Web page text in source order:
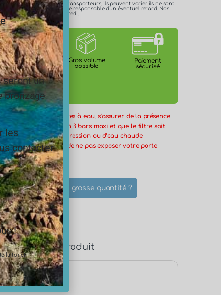
délais annoncés par les transporteurs, ils peuvent varier, ils ne sont
pouvons en aucun cas être responsable d'un éventuel retard. Nos
lundi, mercredi et le vendredi.
Certification
ACS
Gros volume
possible
Paiement
sécurisé
l’installation des filtres à eau, s’assurer de la présence
en amont réglé à 3 bars maxi et que le filtre soit
éventuel retour de pression ou d’eau chaude
Il est important de ne pas exposer votre porte
et à la lumière
? Une grosse quantité ?
Détails du produit
?
seront un
bronzage
les
contacter
!
laiton et